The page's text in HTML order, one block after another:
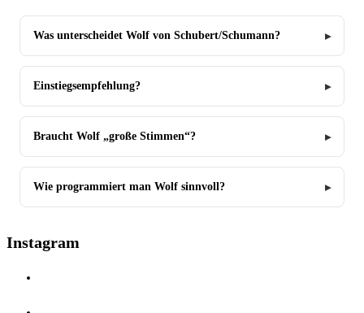
Was unterscheidet Wolf von Schubert/Schumann?
Einstiegsempfehlung?
Braucht Wolf „große Stimmen“?
Wie programmiert man Wolf sinnvoll?
Instagram